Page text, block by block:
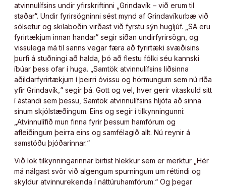
atvinnulífsins undir yfirskriftinni „Grindavík – við erum til
staðar“. Undir fyrirsögninni sést mynd af Grindavíkurbæ við
sólsetur og skilaboðin virðast við fyrstu sýn hugljúf. „SA eru
fyrirtækjum innan handar“ segir síðan undirfyrirsögn, og
vissulega má til sanns vegar færa að fyrirtæki svæðisins
þurfi á stuðningi að halda, þó að flestu fólki séu kannski
íbúar þess ofar í huga. „Samtök atvinnulífsins liðsinna
aðildarfyrirtækjum í þeirri óvissu og hörmungum sem nú ríða
yfir Grindavík,“ segir þá. Gott og vel, hver gerir vitaskuld sitt
í ástandi sem þessu, Samtök atvinnulífsins hljóta að sinna
sínum skjólstæðingum. Eins og segir í tilkynningunni:
„Atvinnulífið mun finna fyrir þessum hamförum og
afleiðingum þeirra eins og samfélagið allt. Nú reynir á
samstöðu þjóðarinnar.“
Við lok tilkynningarinnar birtist hlekkur sem er merktur „Hér
má nálgast svör við algengum spurningum um réttindi og
skyldur atvinnurekenda í náttúruhamförum.“ Og þegar